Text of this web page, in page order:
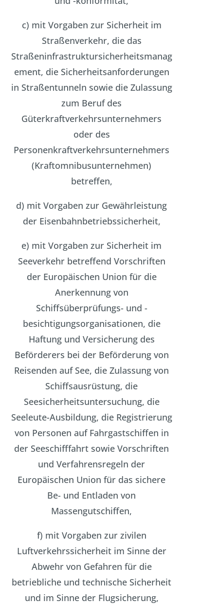
c) mit Vorgaben zur Sicherheit im
Straßenverkehr, die das
Straßeninfrastruktursicherheitsmanag
ement, die Sicherheitsanforderungen
in Straßentunneln sowie die Zulassung
zum Beruf des
Güterkraftverkehrsunternehmers
oder des
Personenkraftverkehrsunternehmers
(Kraftomnibusunternehmen)
betreffen,
d) mit Vorgaben zur Gewährleistung
der Eisenbahnbetriebssicherheit,
e) mit Vorgaben zur Sicherheit im
Seeverkehr betreffend Vorschriften
der Europäischen Union für die
Anerkennung von
Schiffsüberprüfungs- und -
besichtigungsorganisationen, die
Haftung und Versicherung des
Beförderers bei der Beförderung von
Reisenden auf See, die Zulassung von
Schiffsausrüstung, die
Seesicherheitsuntersuchung, die
Seeleute-Ausbildung, die Registrierung
von Personen auf Fahrgastschiffen in
der Seeschifffahrt sowie Vorschriften
und Verfahrensregeln der
Europäischen Union für das sichere
Be- und Entladen von
Massengutschiffen,
f) mit Vorgaben zur zivilen
Luftverkehrssicherheit im Sinne der
Abwehr von Gefahren für die
betriebliche und technische Sicherheit
und im Sinne der Flugsicherung,